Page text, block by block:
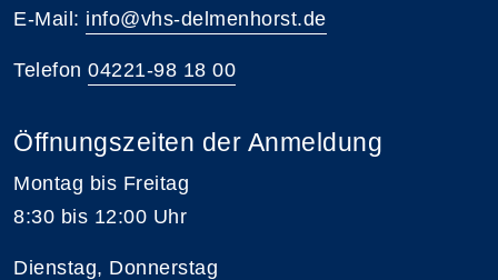
E-Mail: info@vhs-delmenhorst.de
Telefon 04221-98 18 00
Öffnungszeiten der Anmeldung
Montag bis Freitag
8:30 bis 12:00 Uhr
Dienstag, Donnerstag